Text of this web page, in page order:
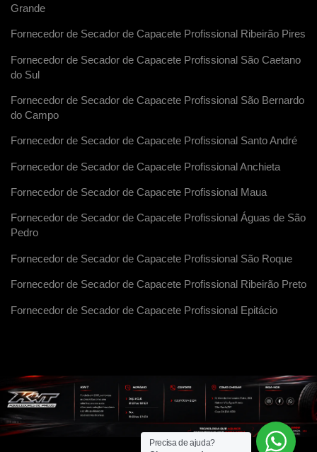
Grande
Fornecedor de Secador de Capacete Profissional Ribeirão Pires
Fornecedor de Secador de Capacete Profissional São Caetano
do Sul
Fornecedor de Secador de Capacete Profissional São Bernardo
do Campo
Fornecedor de Secador de Capacete Profissional Santo André
Fornecedor de Secador de Capacete Profissional Anchieta
Fornecedor de Secador de Capacete Profissional Maua
Fornecedor de Secador de Capacete Profissional Águas de São
Pedro
Fornecedor de Secador de Capacete Profissional São Roque
Fornecedor de Secador de Capacete Profissional Ribeirão Preto
Fornecedor de Secador de Capacete Profissional Epitácio
Precisa de ajuda?